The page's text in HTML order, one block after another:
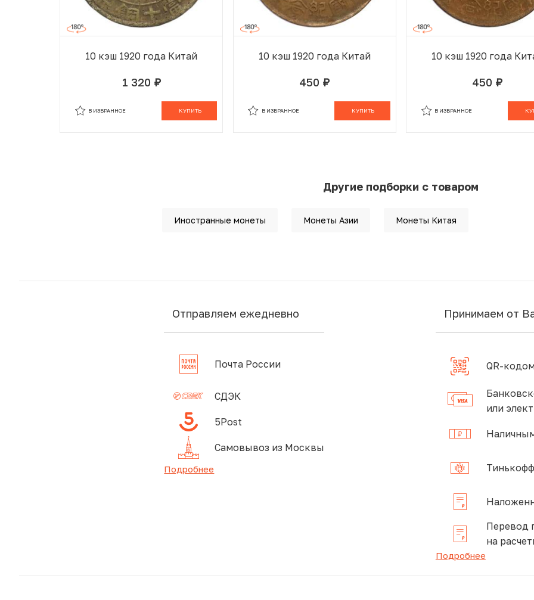
10 кэш 1920 года Китай
1 320 руб.
КУПИТЬ
В ИЗБРАННОЕ
10 кэш 1920 года Китай
450 руб.
КУПИТЬ
В ИЗБРАННОЕ
10 кэш 1920 года
450 руб.
В ИЗБРАННОЕ
Другие подборки с товаром
Иностранные монеты Монеты Азии Монеты Китая
Отправляем ежедневно
Почта России
СДЭК
5Post
Самовывоз из Москвы
Подробнее
Принимаем от
QR-
или
Перевод
на
Подробнее